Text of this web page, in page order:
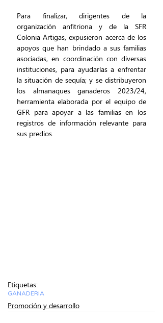
Para finalizar, dirigentes de la
organización anfitriona y de la SFR
Colonia Artigas, expusieron acerca de los
apoyos que han brindado a sus familias
asociadas, en coordinación con diversas
instituciones, para ayudarlas a enfrentar
la situación de sequía; y se distribuyeron
los almanaques ganaderos 2023/24,
herramienta elaborada por el equipo de
GFR para apoyar a las familias en los
registros de información relevante para
sus predios.
Etiquetas:
GANADERIA
Promoción y desarrollo